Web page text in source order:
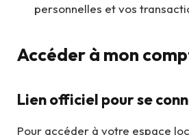
personnelles et vos
Accéder à mon
Lien officiel pour se
Pour accéder à votre espace